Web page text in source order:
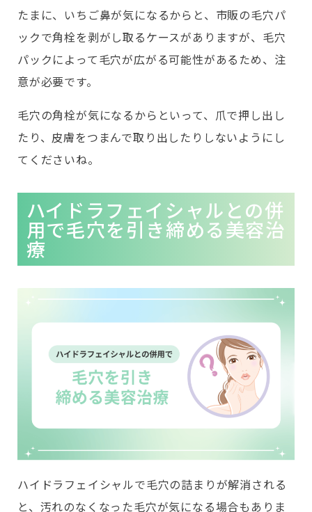
たまに、いちご鼻が気になるからと、市販の毛穴パ
ックで角栓を剥がし取るケースがありますが、毛穴
パックによって毛穴が広がる可能性があるため、注
意が必要です。
毛穴の角栓が気になるからといって、爪で押し出し
たり、皮膚をつまんで取り出したりしないようにし
てくださいね。
ハイドラフェイシャルとの併
用で毛穴を引き締める美容治
療
ハイドラフェイシャルで毛穴の詰まりが解消される
と、汚れのなくなった毛穴が気になる場合もありま